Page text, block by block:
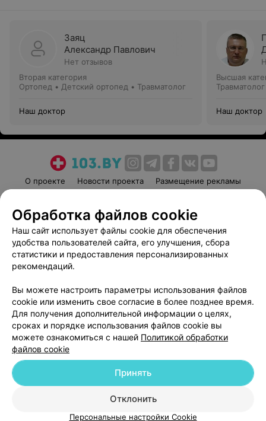
Заяц
Александр Павлович
Нет отзывов
Вторая категория
Ортопед • Детский ортопед • Травматолог
Наш доктор
Высшая
Наш доктор
О проекте Новости проекта
Размещение рекламы
Пользовательское соглашение
Способы оплаты
Вакансии
Партнеры
Написать руководителю 103.by
Обработка персональных данных
© 2026 ООО «Артокс Лаб», УНП 191700409
| 220012, Республика Беларусь,
Служба поддержки +375 291212755
Обработка файлов cookie
Наш сайт использует файлы cookie для обеспечения
удобства пользователей сайта, его улучшения, сбора
статистики и предоставления персонализированных
рекомендаций.
Вы можете настроить параметры использования файлов
cookie или изменить свое согласие в более позднее время.
Для получения дополнительной информации о целях,
сроках и порядке использования файлов cookie вы
можете ознакомиться с нашей Политикой обработки
файлов cookie
Отклонить
Принять
Персональные настройки Cookie